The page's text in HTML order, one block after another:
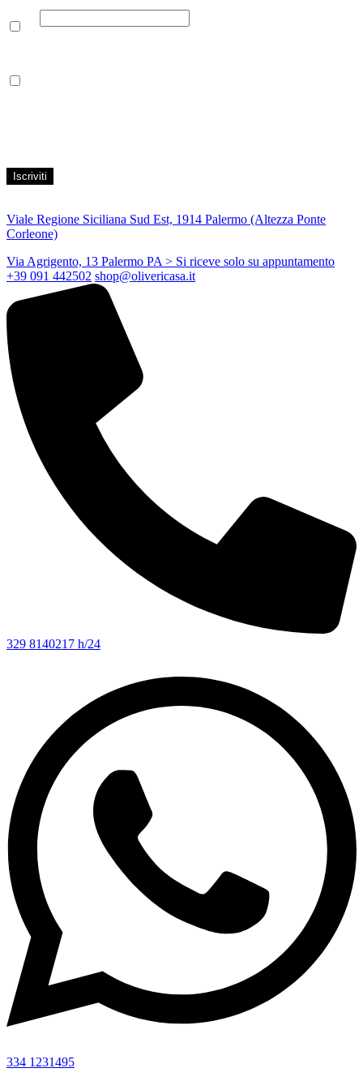
Viale Regione Siciliana Sud Est, 1914 Palermo (Altezza Ponte
Corleone)
Via Agrigento, 13 Palermo PA > Si riceve solo su appuntamento
+39 091 442502 shop@olivericasa.it
329 8140217 h/24
334 1231495